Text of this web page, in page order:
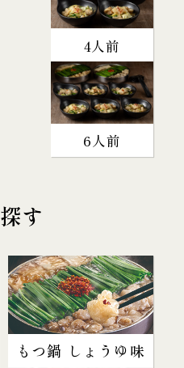
4人前
6人前
す
もつ鍋 しょうゆ味